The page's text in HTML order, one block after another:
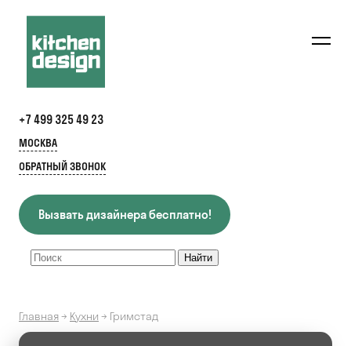
+7 499 325 49 23
МОСКВА
ОБРАТНЫЙ ЗВОНОК
Вызвать дизайнера бесплатно!
Главная→ Кухни → Гримстад